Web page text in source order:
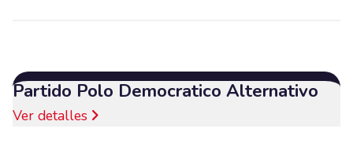
Partido Polo Democratico Alternativo
Ver detalles